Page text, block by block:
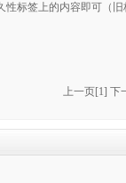
标签上的内容即可（旧
上一页[1] 下